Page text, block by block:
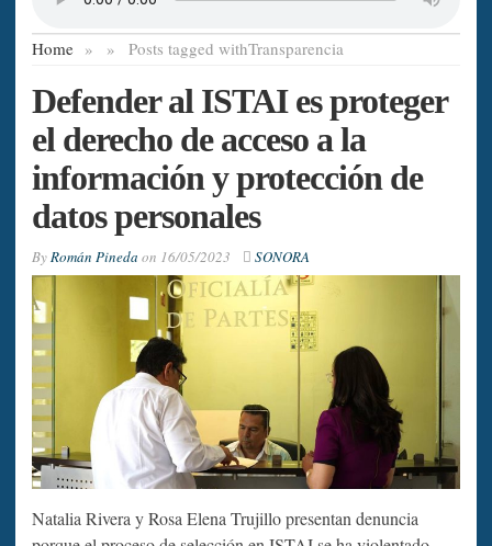
Home » Posts tagged with
» Transparencia
Defender al ISTAI es proteger
el derecho de acceso a la
información y protección de
datos personales
ByRomán Pineda on 16/05/2023 SONORA
Natalia Rivera y Rosa Elena Trujillo presentan denuncia